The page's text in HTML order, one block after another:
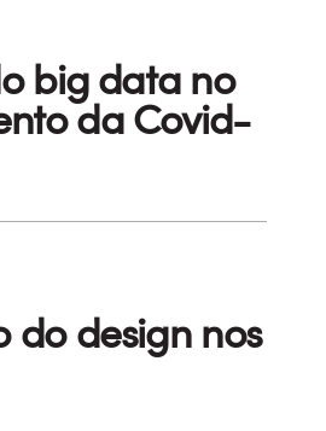
big data no
da Covid-
do design nos